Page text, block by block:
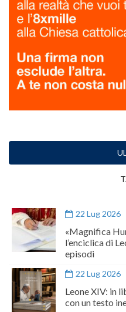
22 Lug 2026
«Magnifica
l’enciclica di
episodi
22 Lug 2026
Leone XIV: in
con un testo